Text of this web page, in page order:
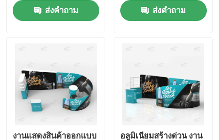
ผลิตภัณฑ์
เกี่ยวกับเรา
ทัวร์โรงงาน
ส่งคำถาม
ส่งคำถาม
งานแสดงสินค้าออกแบบ
อลูมิเนียมสร้างด่วน งาน